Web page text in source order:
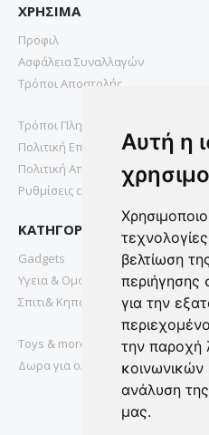
Αυτή η
βελτίωση
περιήγησης
για την
την παροχή
ανάλυση
μας.
ΧΡΗΣΙΜΑ
Προφιλ
Ασφάλεια Συναλλαγών
Τρόποι Αποστολής
Τρόποι Πληρωμής
Πολιτική Επιστροφών
Πολιτική Απορρήτου
Ρυθμίσεις cookies
ΚΑΤΗΓΟΡΙΕΣ
Gadgets
Υγεια & Ομορφια
Σπιτι& Κηπος
Toys & more
Δωρα για ολους